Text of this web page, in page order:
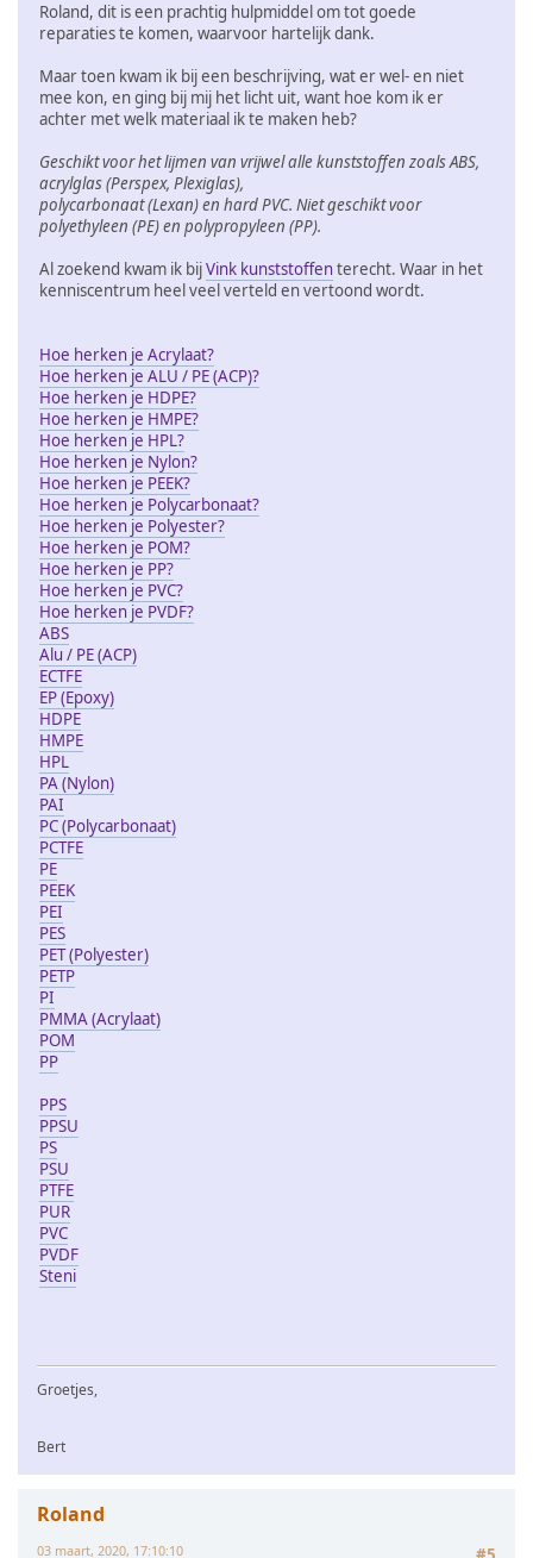
Roland, dit is een prachtig hulpmiddel om tot goede
reparaties te komen, waarvoor hartelijk dank.
Maar toen kwam ik bij een beschrijving, wat er wel- en niet
mee kon, en ging bij mij het licht uit, want hoe kom ik er
achter met welk materiaal ik te maken heb?
Geschikt voor het lijmen van vrijwel alle kunststoffen zoals ABS,
acrylglas (Perspex, Plexiglas),
polycarbonaat (Lexan) en hard PVC. Niet geschikt voor
polyethyleen (PE) en polypropyleen (PP).
Al zoekend kwam ik bijVink kunststoffenterecht. Waar in het
kenniscentrum heel veel verteld en vertoond wordt.
Hoe herken je Acrylaat?
Hoe herken je ALU / PE (ACP)?
Hoe herken je HDPE?
Hoe herken je HMPE?
Hoe herken je HPL?
Hoe herken je Nylon?
Hoe herken je PEEK?
Hoe herken je Polycarbonaat?
Hoe herken je Polyester?
Hoe herken je POM?
Hoe herken je PP?
Hoe herken je PVC?
Hoe herken je PVDF?
ABS
Alu / PE (ACP)
ECTFE
EP (Epoxy)
HDPE
HMPE
HPL
PA (Nylon)
PAI
PC (Polycarbonaat)
PCTFE
PE
PEEK
PEI
PES
PET (Polyester)
PETP
PI
PMMA (Acrylaat)
POM
PP
PPS
PPSU
PS
PSU
PTFE
PUR
PVC
PVDF
Steni
Groetjes,
Bert
Roland
03 maart, 2020, 17:10:10